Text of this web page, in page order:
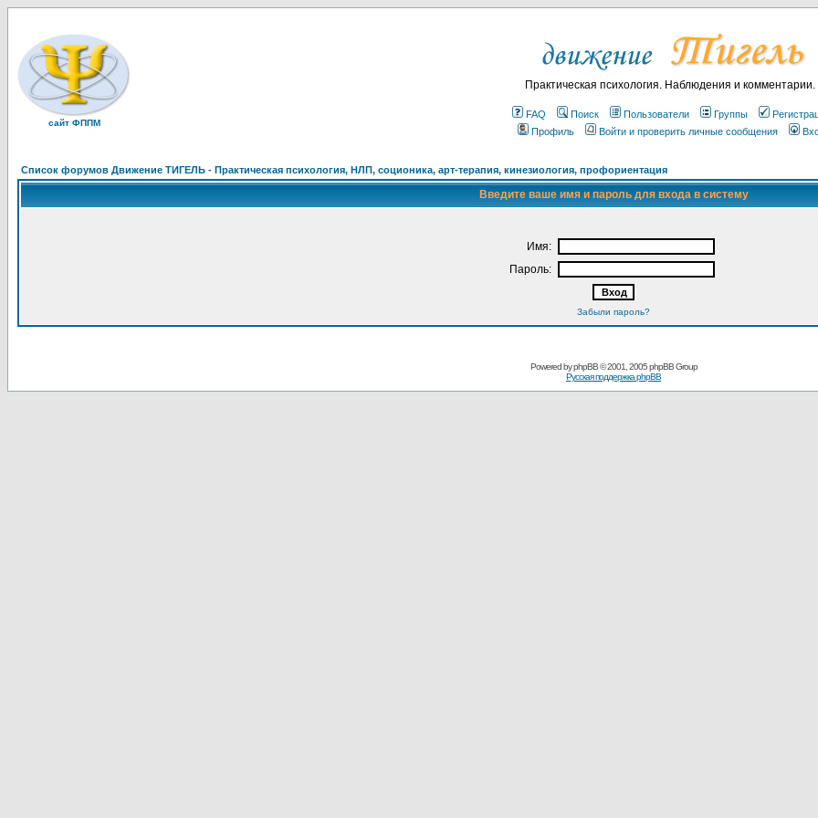
сайт ФППМ
Практическая психология. Наблюдения и комментарии.
FAQ Поиск Пользователи Группы
Профиль
Войти и проверить личные сообщения
Список форумов Движение ТИГЕЛЬ - Практическая психология, НЛП, соционика, арт-терапия, кинезиология, профориентация
Введите ваше имя и пароль для входа в систему
Имя:
Пароль:
Забыли пароль?
Powered byphpBB© 2001, 2005 phpBB Group
Русская поддержка phpBB